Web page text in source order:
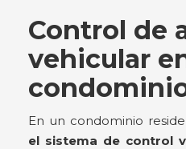
Control de
vehicular
En un condominio
el sistema de control